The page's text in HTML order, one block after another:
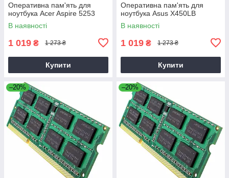
Оперативна пам'ять для
ноутбука Acer Aspire 5253
В наявності
1 019 ₴ 1 273 ₴
Купити
Оперативна пам'ять для
ноутбука Asus X450LB
В наявності
1 019 ₴ 1 273 ₴
Купити
–20% –20%